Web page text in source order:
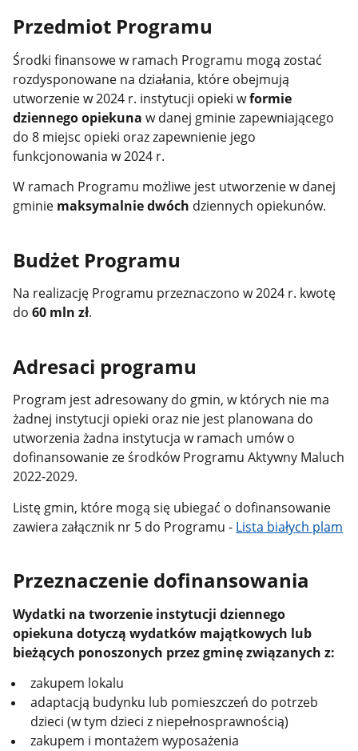
Przedmiot Programu
Środki finansowe w ramach Programu mogą zostać
rozdysponowane na działania, które obejmują
utworzenie w 2024 r. instytucji opieki wformie
dziennego opiekunaw danej gminie zapewniającego
do 8 miejsc opieki oraz zapewnienie jego
funkcjonowania w 2024 r.
W ramach Programu możliwe jest utworzenie w danej
gminie maksymalnie dwóch dziennych opiekunów.
Budżet Programu
Na realizację Programu przeznaczono w 2024 r. kwotę
do60 mln zł.
Adresaci programu
Program jest adresowany do gmin, w których nie ma
żadnej instytucji opieki oraz nie jest planowana do
utworzenia żadna instytucja w ramach umów o
dofinansowanie ze środków Programu Aktywny Maluch
2022-2029.
Listę gmin, które mogą się ubiegać o dofinansowanie
zawiera załącznik nr 5 do Programu - Lista białych plam
Przeznaczenie dofinansowania
Wydatki na tworzenie instytucji dziennego
opiekuna dotyczą wydatków majątkowych lub
bieżących ponoszonych przez gminę związanych z:
zakupem lokalu
adaptacją budynku lub pomieszczeń do potrzeb
dzieci (w tym dzieci z niepełnosprawnością)
zakupem i montażem wyposażenia